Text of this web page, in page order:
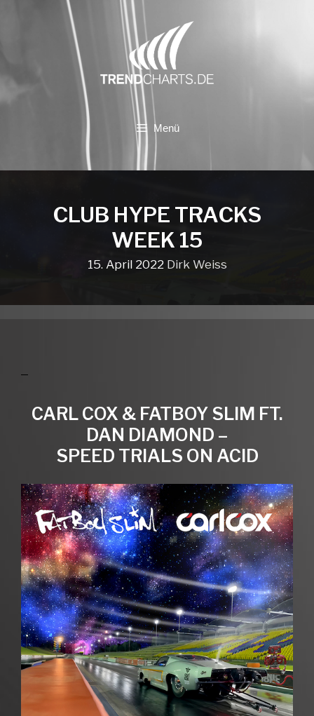
Menü
CLUB HYPE TRACKS
WEEK 15
15. April 2022 Dirk Weiss
CARL COX & FATBOY SLIM FT.
DAN DIAMOND –
SPEED TRIALS ON ACID